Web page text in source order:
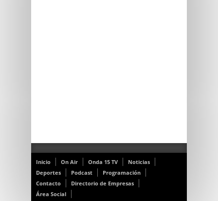
Inicio On Air Onda 15 TV
Noticias
Deportes
Podcast
Programación
Contacto
Directorio de Empresas
Área Social